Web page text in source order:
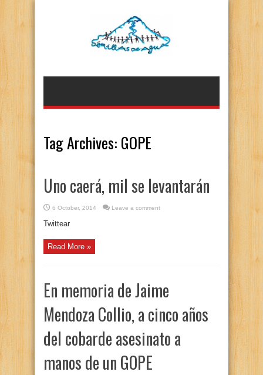
Tag Archives: GOPE
Uno caerá, mil se levantarán
6 October, 2014 Leave a comment
Twittear
Read More »
En memoria de Jaime
Mendoza Collio, a cinco años
del cobarde asesinato a
manos de un GOPE